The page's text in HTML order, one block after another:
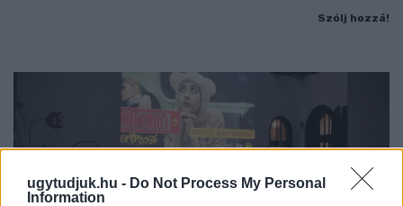
ugytudjuk.hu - Do Not Process My Personal
Information
Szólj hozzá!